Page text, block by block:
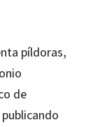
píldoras,
de